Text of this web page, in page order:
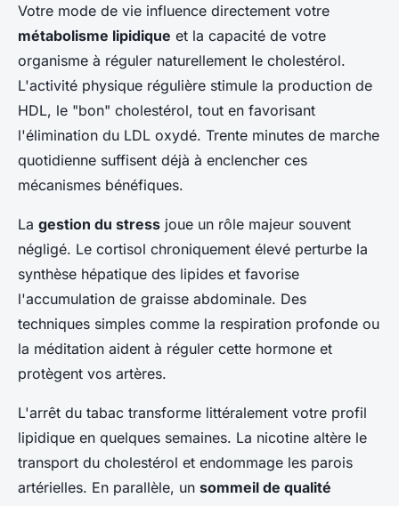
Votre mode de vie influence directement votre
métabolisme lipidique et la capacité de votre
organisme à réguler naturellement le cholestérol.
L'activité physique régulière stimule la production de
HDL, le "bon" cholestérol, tout en favorisant
l'élimination du LDL oxydé. Trente minutes de marche
quotidienne suffisent déjà à enclencher ces
mécanismes bénéfiques.
La gestion du stress joue un rôle majeur souvent
négligé. Le cortisol chroniquement élevé perturbe la
synthèse hépatique des lipides et favorise
l'accumulation de graisse abdominale. Des
techniques simples comme la respiration profonde ou
la méditation aident à réguler cette hormone et
protègent vos artères.
L'arrêt du tabac transforme littéralement votre profil
lipidique en quelques semaines. La nicotine altère le
transport du cholestérol et endommage les parois
artérielles. En parallèle, un sommeil de qualité